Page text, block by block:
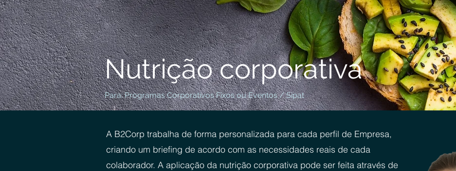
Nutrição corporativa
Para: Programas Corporativos Fixos ou Eventos / Sipat
A B2Corp trabalha de forma personalizada para cada perfil de Empresa,
criando um briefing de acordo com as necessidades reais de cada
colaborador. A aplicação da nutrição corporativa pode ser feita através de